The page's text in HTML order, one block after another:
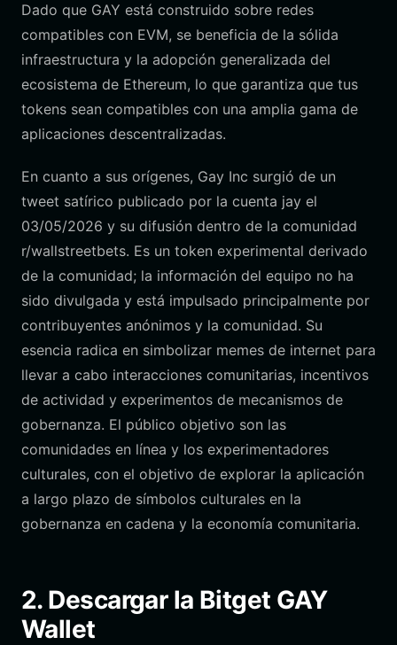
Dado que GAY está construido sobre redes
compatibles con EVM, se beneficia de la sólida
infraestructura y la adopción generalizada del
ecosistema de Ethereum, lo que garantiza que tus
tokens sean compatibles con una amplia gama de
aplicaciones descentralizadas.
En cuanto a sus orígenes, Gay Inc surgió de un
tweet satírico publicado por la cuenta jay el
03/05/2026 y su difusión dentro de la comunidad
r/wallstreetbets. Es un token experimental derivado
de la comunidad; la información del equipo no ha
sido divulgada y está impulsado principalmente por
contribuyentes anónimos y la comunidad. Su
esencia radica en simbolizar memes de internet para
llevar a cabo interacciones comunitarias, incentivos
de actividad y experimentos de mecanismos de
gobernanza. El público objetivo son las
comunidades en línea y los experimentadores
culturales, con el objetivo de explorar la aplicación
a largo plazo de símbolos culturales en la
gobernanza en cadena y la economía comunitaria.
2. Descargar la Bitget GAY
Wallet